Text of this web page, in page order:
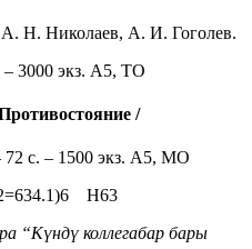
Н. Николаев, А. И. Гоголев.
– 3000 экз. А5, ТО
/
с. – 1500 экз. А5, МО
Н63
“Күндү коллегабар бары